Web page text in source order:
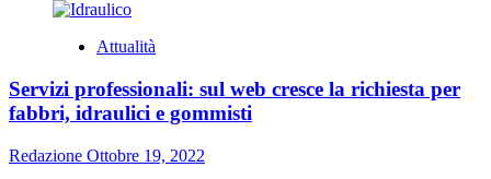
più
Database
cos’è
e
perché
usarlo
Attualità
Servizi professionali: sul web cresce la richiesta per
fabbri, idraulici e gommisti
Redazione Ottobre 19, 2022